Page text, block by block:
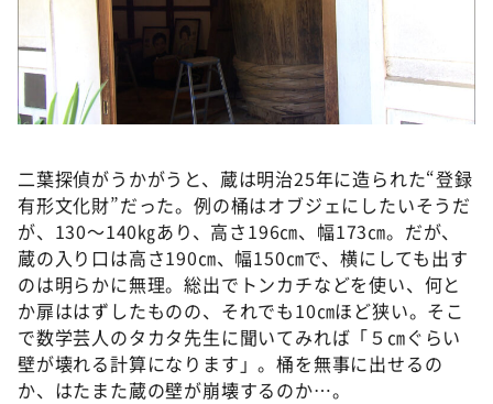
二葉探偵がうかがうと、蔵は明治25年に造られた“登録
有形文化財”だった。例の桶はオブジェにしたいそうだ
が、130～140㎏あり、高さ196㎝、幅173㎝。だが、
蔵の入り口は高さ190㎝、幅150㎝で、横にしても出す
のは明らかに無理。総出でトンカチなどを使い、何と
か扉ははずしたものの、それでも10㎝ほど狭い。そこ
で数学芸人のタカタ先生に聞いてみれば「５㎝ぐらい
壁が壊れる計算になります」。桶を無事に出せるの
か、はたまた蔵の壁が崩壊するのか…。